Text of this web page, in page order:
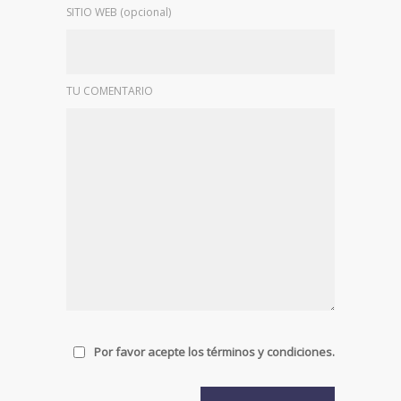
SITIO WEB (opcional)
TU COMENTARIO
Por favor acepte los términos y condiciones.